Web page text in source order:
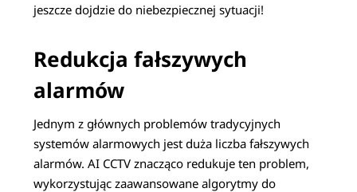
jeszcze dojdzie do niebezpiecznej sytuacji!
Redukcja fałszywych
alarmów
Jednym z głównych problemów tradycyjnych
systemów alarmowych jest duża liczba fałszywych
alarmów. AI CCTV znacząco redukuje ten problem,
wykorzystując zaawansowane algorytmy do